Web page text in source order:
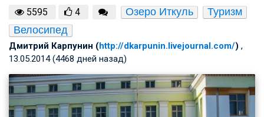
5595 4 Озеро Иткуль
Туризм
Велосипед
Дмитрий Карпунин (http://dkarpunin.livejournal.com/) ,
13.05.2014 (4468 дней назад)